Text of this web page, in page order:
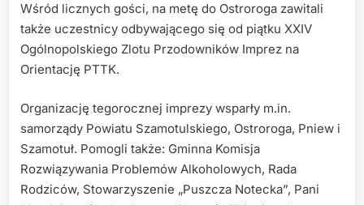
Wśród licznych gości, na metę do Ostroroga zawitali
także uczestnicy odbywającego się od piątku XXIV
Ogólnopolskiego Zlotu Przodowników Imprez na
Orientację PTTK.
Organizację tegorocznej imprezy wsparły m.in.
samorządy Powiatu Szamotulskiego, Ostroroga, Pniew i
Szamotuł. Pomogli także: Gminna Komisja
Rozwiązywania Problemów Alkoholowych, Rada
Rodziców, Stowarzyszenie „Puszcza Notecka”, Pani